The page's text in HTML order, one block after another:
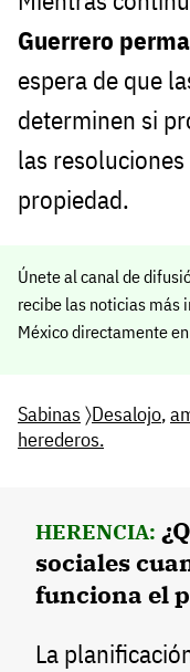
Guerrero
espera de que
determinen si
las
propiedad.
Únete al canal de
recibe las noticias más
México directamente
Sabinas 〉Desalojo,
herederos.
HERENCIA:
sociales
funciona el
La